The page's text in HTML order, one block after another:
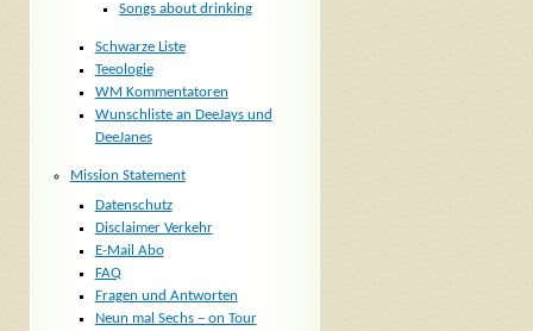
Songs about drinking
Schwarze Liste
Teeologie
WM Kommentatoren
Wunschliste an DeeJays und
DeeJanes
Mission Statement
Datenschutz
Disclaimer Verkehr
E-Mail Abo
FAQ
Fragen und Antworten
Neun mal Sechs – on Tour